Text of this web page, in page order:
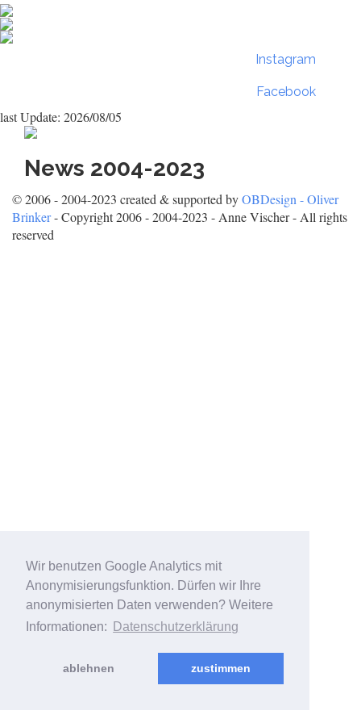
Wir benutzen Google Analytics mit
Anonymisierungsfunktion. Dürfen wir Ihre
anonymisierten Daten verwenden? Weitere
Informationen:
Datenschutzerklärung
ablehnen zustimmen
Instagram
Facebook
last Update: 2026/08/05
News 2004-2023
© 2006 - 2004-2023 created & supported byOBDesign - Oliver
Brinker- Copyright 2006 - 2004-2023 - Anne Vischer - All rights
reserved